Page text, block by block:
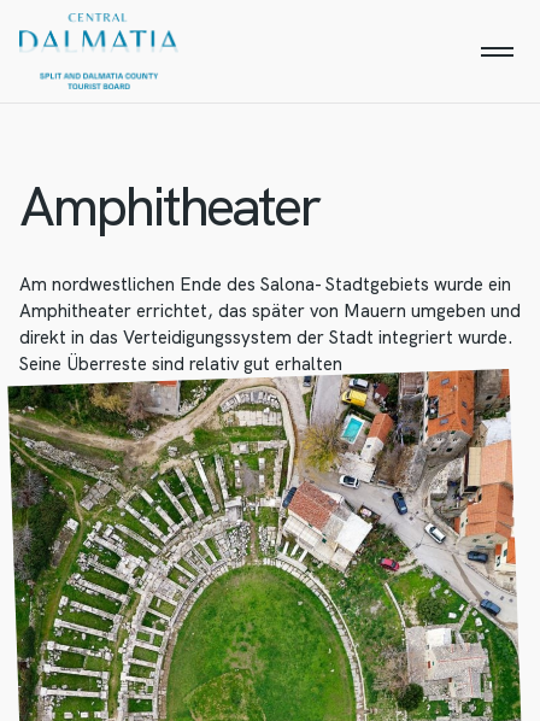
Amphitheater
Am nordwestlichen Ende des Salona- Stadtgebiets wurde ein
Amphitheater errichtet, das später von Mauern umgeben und
direkt in das Verteidigungssystem der Stadt integriert wurde.
Seine Überreste sind relativ gut erhalten